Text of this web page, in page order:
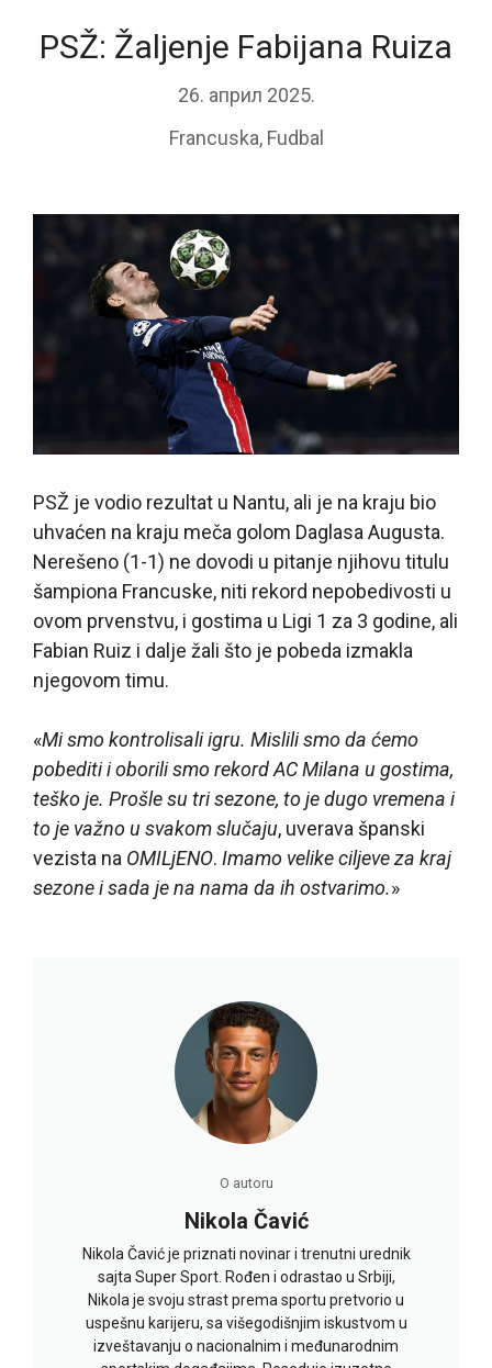
PSŽ: Žaljenje Fabijana Ruiza
26. април 2025.
Francuska, Fudbal
PSŽ je vodio rezultat u Nantu, ali je na kraju bio
uhvaćen na kraju meča golom Daglasa Augusta.
Nerešeno (1-1) ne dovodi u pitanje njihovu titulu
šampiona Francuske, niti rekord nepobedivosti u
ovom prvenstvu, i gostima u Ligi 1 za 3 godine, ali
Fabian Ruiz i dalje žali što je pobeda izmakla
njegovom timu.
«Mi smo kontrolisali igru. Mislili smo da ćemo
pobediti i oborili smo rekord AC Milana u gostima,
teško je. Prošle su tri sezone, to je dugo vremena i
to je važno u svakom slučaju, uverava španski
vezista na OMILjENO. Imamo velike ciljeve za kraj
sezone i sada je na nama da ih ostvarimo.»
O autoru
Nikola Čavić
Nikola Čavić je priznati novinar i trenutni urednik
sajta Super Sport. Rođen i odrastao u Srbiji,
Nikola je svoju strast prema sportu pretvorio u
uspešnu karijeru, sa višegodišnjim iskustvom u
izveštavanju o nacionalnim i međunarodnim